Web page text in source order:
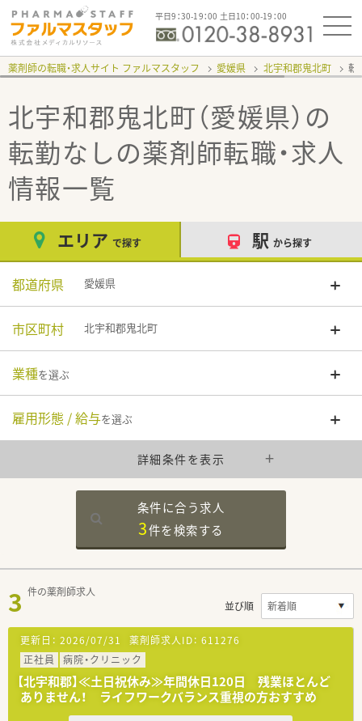
平日9：30-19：00 土日10：00-19：00
薬剤師の転職・求人サイト ファルマスタッフ 愛媛県 北宇和郡鬼北町 転
北宇和郡鬼北町（愛媛県）の
転勤なしの薬剤師転職・求人
情報一覧
エリア で探す 駅 から探す
都道府県 愛媛県
市区町村 北宇和郡鬼北町
業種を選ぶ
雇用形態 / 給与を選ぶ
詳細条件を表示
条件に合う求人
3件を検索する
3 件の薬剤師求人
並び順
更新日： 2026/07/31 薬剤師求人ID： 611276
正社員
病院・クリニック
【北宇和郡】≪土日祝休み≫年間休日120日 残業ほとんど
ありません！ ライフワークバランス重視の方おすすめ